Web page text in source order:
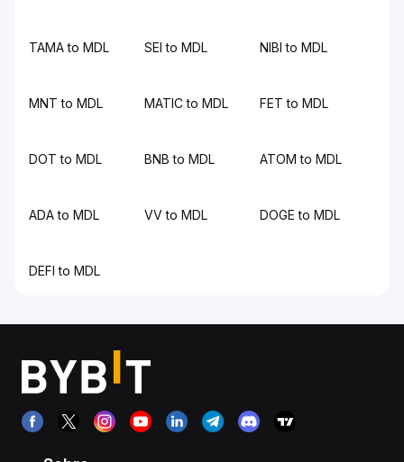
TAMA to MDL SEI to MDL NIBI to MDL
MNT to MDL MATIC to MDL FET to MDL
DOT to MDL BNB to MDL ATOM to MDL
ADA to MDL VV to MDL DOGE to MDL
DEFI to MDL